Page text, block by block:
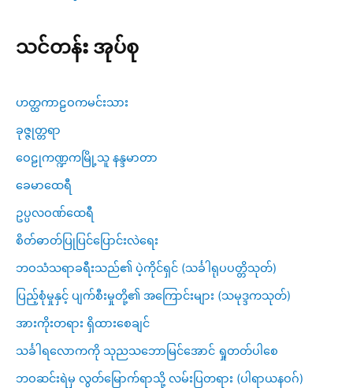
သင်တန်း အုပ်စု
ဟတ္ထကာဠဝကမင်းသား
ခုဇ္ဇုတ္တရာ
ဝေဠုကဏ္ဍကမြို့သူ နန္ဒမာတာ
ခေမာထေရီ
ဥပ္ပလဝဏ်ထေရီ
စိတ်ဓာတ်ပြုပြင်ပြောင်းလဲရေး
ဘဝသံသရာခရီးသည်၏ ပဲ့ကိုင်ရှင် (သင်္ခါရုပပတ္တိသုတ်)
ပြည့်စုံမှုနှင့် ပျက်စီးမှုတို့၏ အကြောင်းများ (သမုဒ္ဒကသုတ်)
အားကိုးတရား ရှိထားစေချင်
သင်္ခါရလောကကို သုညသဘောမြင်အောင် ရှုတတ်ပါစေ
ဘဝဆင်းရဲမှ လွတ်မြောက်ရာသို့ လမ်းပြတရား (ပါရာယနဝဂ်)